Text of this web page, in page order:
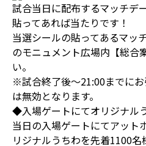
試合当日に配布するマッチデ
貼ってあれば当たりです！
当選シールの貼ってあるマッ
のモニュメント広場内【総合
い。
※試合終了後～21:00までに
は無効となります。
◆入場ゲートにてオリジナル
当日の入場ゲートにてアッ
リジナルうちわを先着1100